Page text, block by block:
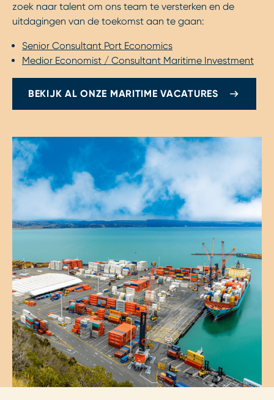
zoek naar talent om ons team te versterken en de
uitdagingen van de toekomst aan te gaan:
Senior Consultant Port Economics
Medior Economist / Consultant Maritime Investment
BEKIJK AL ONZE MARITIME VACATURES